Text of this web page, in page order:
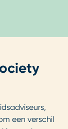
een verschil